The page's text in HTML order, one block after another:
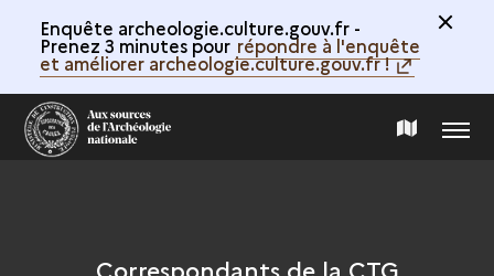
Enquête archeologie.culture.gouv.fr -
Prenez 3 minutes pour répondre à l'enquête
et améliorer archeologie.culture.gouv.fr !
CARTE
LA
MENU
Correspondants de la CTG